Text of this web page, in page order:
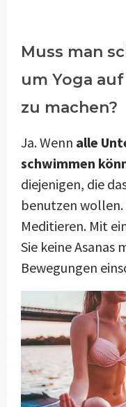
Muss man
um Yoga
zu machen?
Ja. Wenn alle
schwimmen
diejenigen, die
benutzen wollen.
Meditieren. Mit
Sie keine Asanas
Bewegungen